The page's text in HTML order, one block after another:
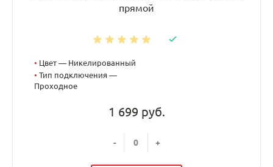
прямой
• Цвет — Никелированный
• Тип подключения —
Проходное
1 699 руб.
- +